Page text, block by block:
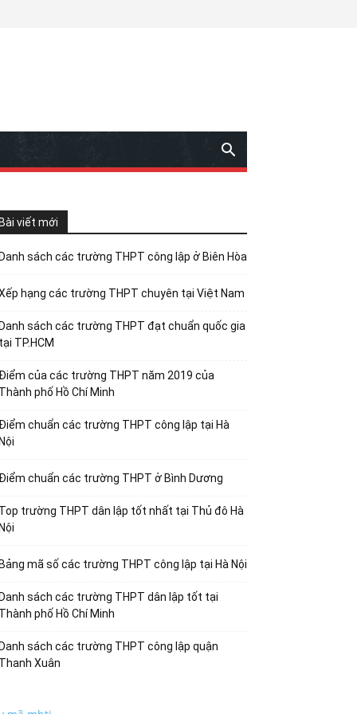
Bài viết mới
Danh sách các trường THPT công lập ở Biên Hòa
hạng các trường THPT chuyên tại Việt Nam
Danh sách các trường THPT đạt chuẩn quốc gia
tại TP.HCM
Điểm của các trường THPT năm 2019 của
Thành phố Hồ Chí Minh
Điểm chuẩn các trường THPT công lập tại Hà
Nội
Điểm chuẩn các trường THPT ở Bình Dương
Top trường THPT dân lập tốt nhất tại Thủ đô Hà
Nội
Bảng mã số các trường THPT công lập tại Hà Nội
Danh sách các trường THPT dân lập tốt tại
Thành phố Hồ Chí Minh
Danh sách các trường THPT công lập quận
Thanh Xuân